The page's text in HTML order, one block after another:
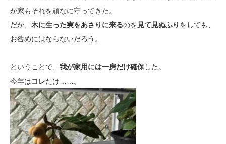
が家もそれを頑なに守ってきた。
だが、 木に生った実をあさりに来るのを見て見ぬふり をしても、
お咎めにはならないだろう。
ということで、 我が家用には一房だけ確保した。
今年はコレだけ……。